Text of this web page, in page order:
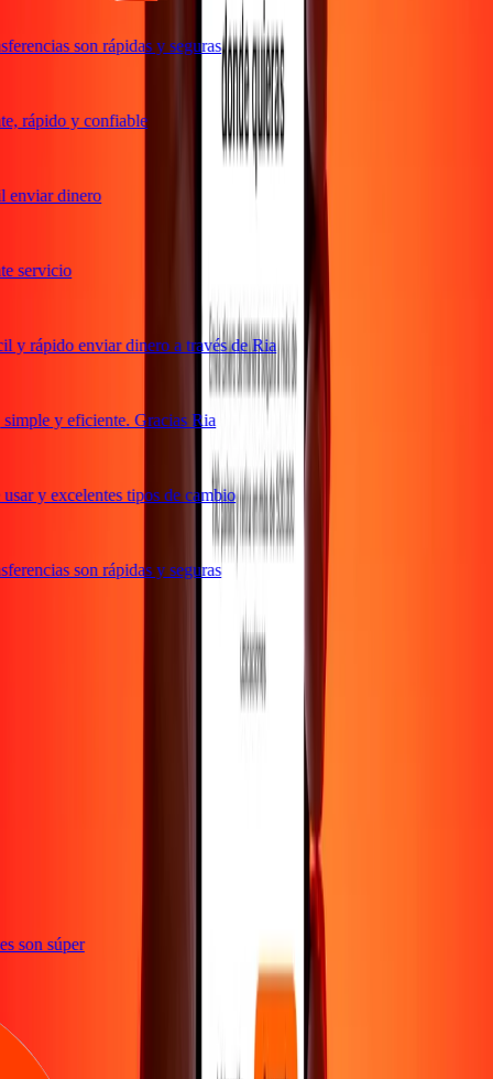
son rápidas y seguras
rápido y confiable
dinero
servicio
rápido enviar dinero a través de Ria
y eficiente. Gracias Ria
y excelentes tipos de cambio
son rápidas y seguras
son súper